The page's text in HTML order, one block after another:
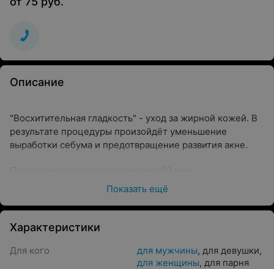
Описание
"Восхитительная гладкость" - уход за жирной кожей. В
результате процедуры произойдёт уменьшение
выработки себума и предотвращение развития акне.
Показать ещё
Характеристики
Для кого для мужчины, для девушки,
для женщины, для парня